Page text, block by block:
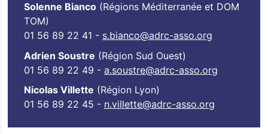
Solenne Bianco(Régions Méditerranée et DOM
TOM)
01 56 89 22 41 - s.bianco@adrc-asso.org
Adrien Soustre (Région Sud Ouest)
01 56 89 22 49 - a.soustre@adrc-asso.org
Nicolas Villette (Région Lyon)
01 56 89 22 45 - n.villette@adrc-asso.org